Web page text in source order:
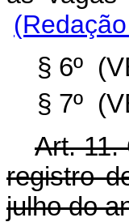
§ 6º
§ 7º
Art. 11.
registro
julho do